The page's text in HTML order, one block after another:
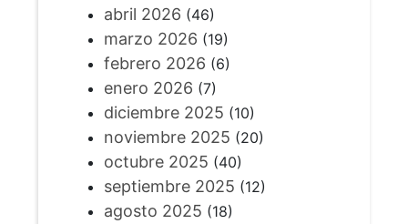
abril 2026 (46)
marzo 2026 (19)
febrero 2026 (6)
enero 2026 (7)
diciembre 2025 (10)
noviembre 2025 (20)
octubre 2025 (40)
septiembre 2025 (12)
agosto 2025 (18)